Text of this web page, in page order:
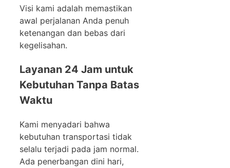
Visi kami adalah memastikan
awal perjalanan Anda penuh
ketenangan dan bebas dari
kegelisahan.
Layanan 24 Jam untuk
Kebutuhan Tanpa Batas
Waktu
Kami menyadari bahwa
kebutuhan transportasi tidak
selalu terjadi pada jam normal.
Ada penerbangan dini hari,